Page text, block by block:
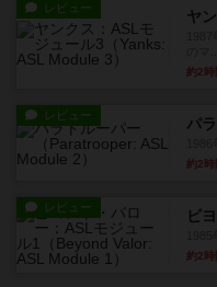
レビュー ヤ
約2時
レビュー パ
約2時
レビュー ビ
約2時